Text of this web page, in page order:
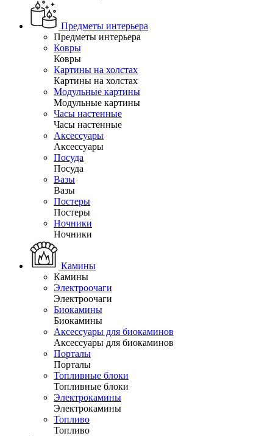
Предметы интерьера
Предметы интерьера
Ковры
Ковры
Картины на холстах
Картины на холстах
Модульные картины
Модульные картины
Часы настенные
Часы настенные
Аксессуары
Аксессуары
Посуда
Посуда
Вазы
Вазы
Постеры
Постеры
Ночники
Ночники
Камины
Камины
Электроочаги
Электроочаги
Биокамины
Биокамины
Аксессуары для биокаминов
Аксессуары для биокаминов
Порталы
Порталы
Топливные блоки
Топливные блоки
Электрокамины
Электрокамины
Топливо
Топливо